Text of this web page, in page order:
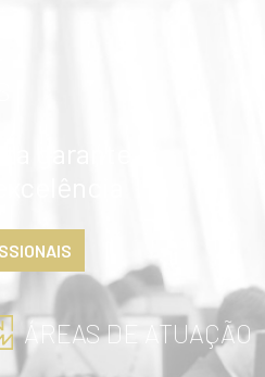
garante
ÁREAS DE ATUAÇÃO